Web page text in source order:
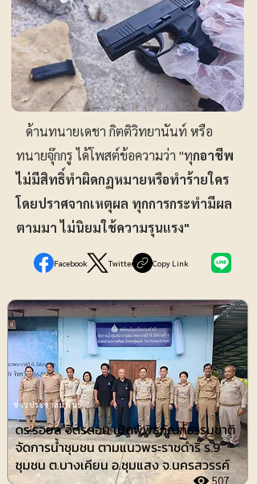
ด้านทนายเดชา กิตติวิทยานันท์ หรือ
ทนายจุ๊กกรู ได้โพสต์ข้อความว่า "ทุกอาชีพ
ไม่มีสิทธิ์ทำผิดกฏหมายหรือทำร้ายใคร
โดยปราศจากเหตุผล ทุกการกระทำมีผล
ตามมา ไม่นิยมใช้ความรุนแรง"
Facebook Twitter Copy Link
ดร.รอยล จิตรดอน เปิดพิพิธภัณฑ์ธรรมชาติ
จัดการน้ำชุมชน ตามแนวพระราชดำริ ร.9
ชุมชน ต.บางเคียน อ.ชุมแสง จ.นครสวรรค์
507
ข่าวประชาสัมพันธ์